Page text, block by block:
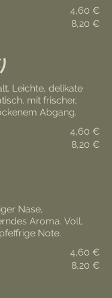
4,60 €
8,20 €
Leichte, delikate
mit frischer,
Abgang.
4,60 €
8,20 €
Nase,
Aroma. Voll,
Note.
4,60 €
8,20 €